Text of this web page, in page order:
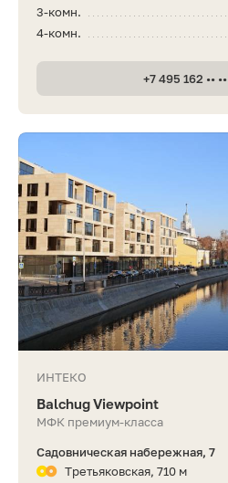
3-комн.
4-комн.
+7 495 162 •• ••
ИНТЕКО
Balchug Viewpoint
МФК премиум-класса
Садовническая набережная, 7
Третьяковская, 710 м